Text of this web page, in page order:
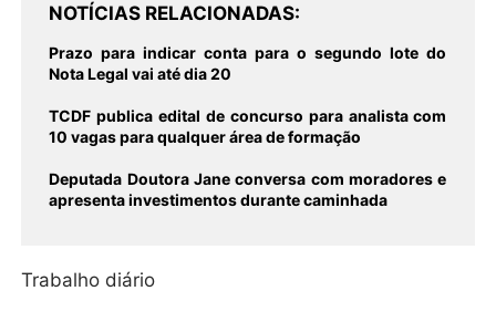
NOTÍCIAS RELACIONADAS
Prazo para indicar conta para o segundo lote do
Nota Legal vai até dia 20
TCDF publica edital de concurso para analista com
10 vagas para qualquer área de formação
Deputada Doutora Jane conversa com moradores e
apresenta investimentos durante caminhada
Trabalho diário